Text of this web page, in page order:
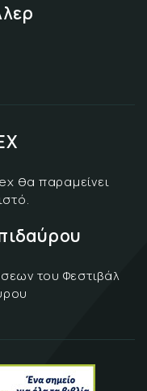
θα παραμείνει
του Φεστιβάλ